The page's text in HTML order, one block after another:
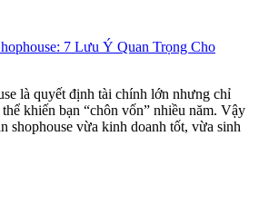
7 Lưu Ý Quan Trọng Cho
là quyết định tài chính lớn nhưng chỉ
khiến bạn “chôn vốn” nhiều năm. Vậy
shophouse vừa kinh doanh tốt, vừa sinh